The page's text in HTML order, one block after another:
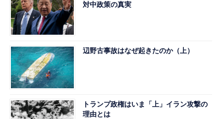
対中政策の真実
辺野古事故はなぜ起きたのか（上）
トランプ政権はいま「上」イラン攻撃の
理由とは